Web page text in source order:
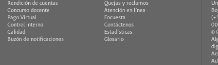
Rendición de cuentas
Concurso docente
Pago Virtual
Control interno
Calidad
Buzón de notificaciones
Quejas y reclamos
Atención en línea
Encuesta
Contáctenos
Estadísticas
Glosario
©